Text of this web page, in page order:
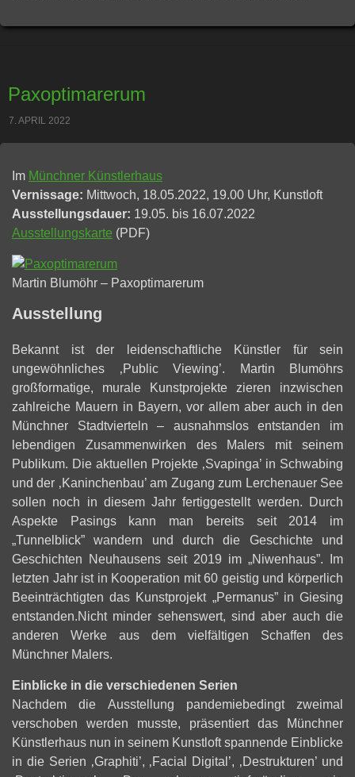
Paxoptimarerum
7. APRIL 2022
Im Münchner Künstlerhaus
Vernissage: Mittwoch, 18.05.2022, 19.00 Uhr, Kunstloft
Ausstellungsdauer: 19.05. bis 16.07.2022
Ausstellungskarte (PDF)
Martin Blumöhr – Paxoptimarerum
Ausstellung
Bekannt ist der leidenschaftliche Künstler für sein
ungewöhnliches ‚Public Viewing’. Martin Blumöhrs
großformatige, murale Kunstprojekte zieren inzwischen
zahlreiche Mauern in Bayern, vor allem aber auch in den
Münchner Stadtvierteln – ausnahmslos entstanden im
lebendigen Zusammenwirken des Malers mit seinem
Publikum. Die aktuellen Projekte ‚Svapinga’ in Schwabing
und der ‚Kaninchenbau’ am Zugang zum Lerchenauer See
sollen noch in diesem Jahr fertiggestellt werden. Durch
Aspekte Pasings kann man bereits seit 2014 im
„Tunnelblick” wandern und durch die Geschichte und
Geschichten Neuhausens seit 2019 im „Niwenhaus”. Im
letzten Jahr ist in Kooperation mit 60 geistig und körperlich
Beeinträchtigten das Kunstprojekt „Permanus” in Giesing
entstanden.Nicht minder sehenswert, sind aber auch die
anderen Werke aus dem vielfältigen Schaffen des
Münchner Malers.
Einblicke in die verschiedenen Serien
Nachdem die Ausstellung pandemiebedingt zweimal
verschoben werden musste, präsentiert das Münchner
Künstlerhaus nun in seinem Kunstloft spannende Einblicke
in die Serien ‚Graphiti’, ‚Facial Digital’, ‚Destrukturen’ und